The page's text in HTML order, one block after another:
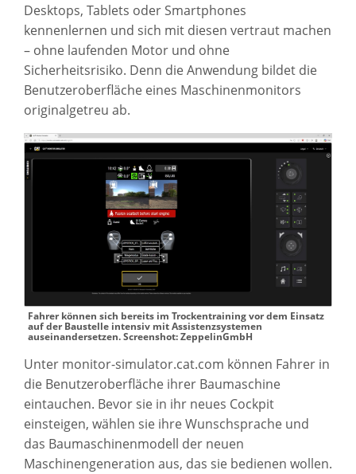
Desktops, Tablets oder Smartphones
kennenlernen und sich mit diesen vertraut machen
– ohne laufenden Motor und ohne
Sicherheitsrisiko. Denn die Anwendung bildet die
Benutzeroberfläche eines Maschinenmonitors
originalgetreu ab.
Fahrer können sich bereits im Trockentraining vor dem Einsatz
auf der Baustelle intensiv mit Assistenzsystemen
auseinandersetzen. Screenshot: ZeppelinGmbH
Unter monitor-simulator.cat.com können Fahrer in
die Benutzeroberfläche ihrer Baumaschine
eintauchen. Bevor sie in ihr neues Cockpit
einsteigen, wählen sie ihre Wunschsprache und
das Baumaschinenmodell der neuen
Maschinengeneration aus, das sie bedienen wollen.